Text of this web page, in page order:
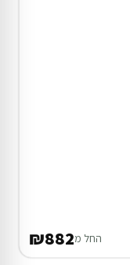
החל מ₪882